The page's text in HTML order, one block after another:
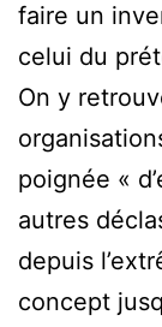
faire un
celui du
On y
poignée «
autres
depuis
concept